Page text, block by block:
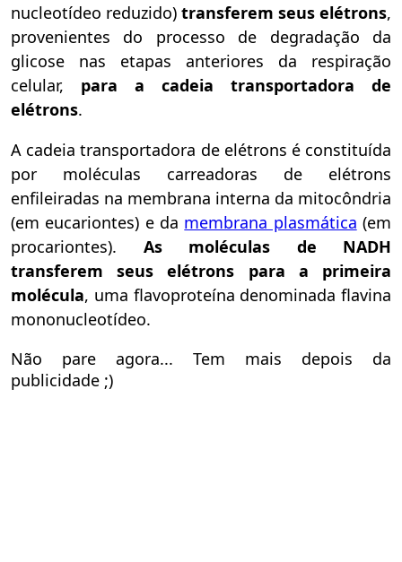
nucleotídeo reduzido) transferem seus elétrons,
provenientes do processo de degradação da
glicose nas etapas anteriores da respiração
celular, para a cadeia transportadora de
elétrons.
A cadeia transportadora de elétrons é constituída
por moléculas carreadoras de elétrons
enfileiradas na membrana interna da mitocôndria
(em eucariontes) e da membrana plasmática (em
procariontes). As moléculas de NADH
transferem seus elétrons para a primeira
molécula, uma flavoproteína denominada flavina
mononucleotídeo.
Não pare agora... Tem mais depois da
publicidade ;)